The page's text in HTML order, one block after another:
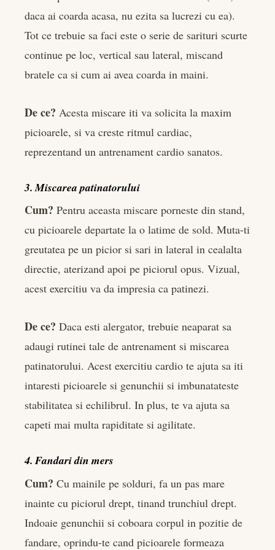
daca ai coarda acasa, nu ezita sa lucrezi cu ea).
Tot ce trebuie sa faci este o serie de sarituri scurte
continue pe loc, vertical sau lateral, miscand
bratele ca si cum ai avea coarda in maini.
De ce? Acesta miscare iti va solicita la maxim
picioarele, si va creste ritmul cardiac,
reprezentand un antrenament cardio sanatos.
3. Miscarea patinatorului
Cum? Pentru aceasta miscare porneste din stand,
cu picioarele departate la o latime de sold. Muta-ti
greutatea pe un picior si sari in lateral in cealalta
directie, aterizand apoi pe piciorul opus. Vizual,
acest exercitiu va da impresia ca patinezi.
De ce? Daca esti alergator, trebuie neaparat sa
adaugi rutinei tale de antrenament si miscarea
patinatorului. Acest exercitiu cardio te ajuta sa iti
intaresti picioarele si genunchii si imbunatateste
stabilitatea si echilibrul. In plus, te va ajuta sa
capeti mai multa rapiditate si agilitate.
4. Fandari din mers
Cum? Cu mainile pe solduri, fa un pas mare
inainte cu piciorul drept, tinand trunchiul drept.
Indoaie genunchii si coboara corpul in pozitie de
fandare, oprindu-te cand picioarele formeaza